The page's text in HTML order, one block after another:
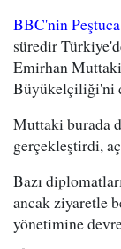
BBC'nin
süredir
Emirhan
Büyükelçiliği'ni
Muttaki burada
gerçekleştirdi,
Bazı
ancak ziyaretle
yönetimine